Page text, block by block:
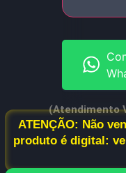
(Atendimento
ATENÇÃO: Não
produto é digital: